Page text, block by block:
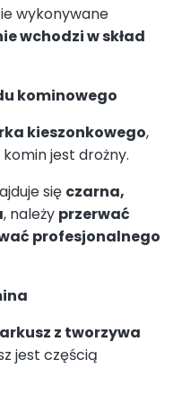
wykonywane
wchodzi w skład
kominowego
kieszonkowego,
jest drożny.
się czarna,
, należy przerwać
profesjonalnego
arkusz z tworzywa
jest częścią